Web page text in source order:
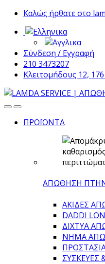
Skip
navigation
Skip
content
Καλώς ήρθατε στο
Σύνδεση / Εγγραφή
210 3473207
Κλειτομήδους 12,
ΠΡΟΪΟΝΤΑ
ΑΠΩΘΗΣΗ
ΑΚΙΔΕΣ
DADDI
ΔΙΧΤΥΑ
ΝΗΜΑ